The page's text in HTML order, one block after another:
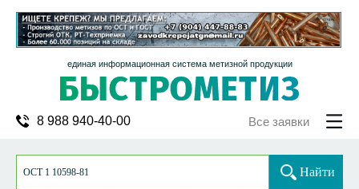
единая информационная система метизной продукции
8 988 940-40-00 Все заявки
Найти